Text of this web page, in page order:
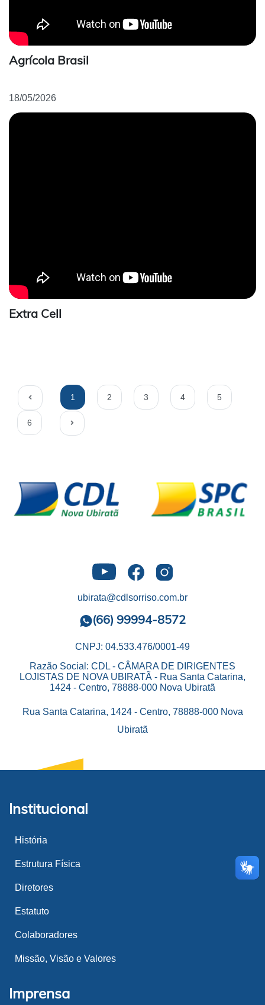
Agrícola Brasil
18/05/2026
Extra Cell
1 2 3 4 5
6
ubirata@cdlsorriso.com.br
(66) 99994-8572
CNPJ: 04.533.476/0001-49
Razão Social: CDL - CÂMARA DE DIRIGENTES
LOJISTAS DE NOVA UBIRATÃ - Rua Santa Catarina,
1424 - Centro, 78888-000 Nova Ubiratã
Rua Santa Catarina, 1424 - Centro, 78888-000 Nova
Ubiratã
Institucional
História
Estrutura Física
Diretores
Estatuto
Colaboradores
Missão, Visão e Valores
Imprensa